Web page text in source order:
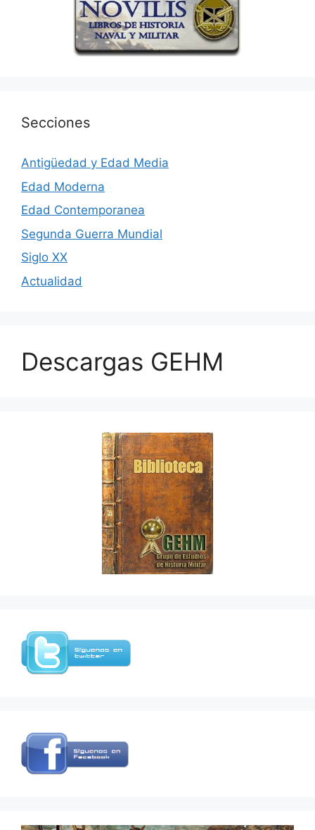
Secciones
Antigüedad y Edad Media
Edad Moderna
Edad Contemporanea
Segunda Guerra Mundial
Siglo XX
Actualidad
Descargas GEHM